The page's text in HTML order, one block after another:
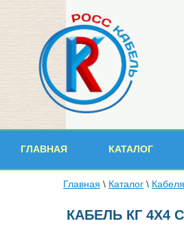
ГЛАВНАЯ КАТАЛОГ
Главная \ Каталог \
КАБЕЛЬ КГ